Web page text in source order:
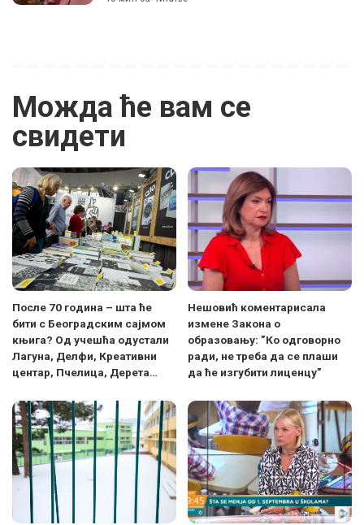
Можда ће вам се
свидети
После 70 година – шта ће
бити с Београдским сајмом
књига? Од учешћа одустали
Лагуна, Делфи, Креативни
центар, Пчелица, Дерета…
Нешовић коментарисала
измене Закона о
образовању: ”Ко одговорно
ради, не треба да се плаши
да ће изгубити лиценцу”